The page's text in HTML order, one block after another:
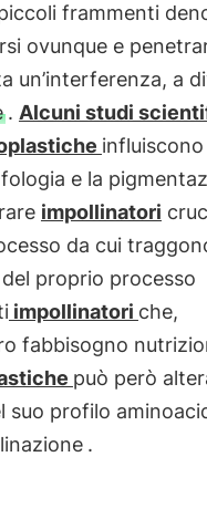
frammenti
ovunque e
un’interferenza, a
. Alcuni studi
influiscono
e la
impollinatori
da cui
proprio processo
impollinatori che,
fabbisogno
può però
suo profilo
.